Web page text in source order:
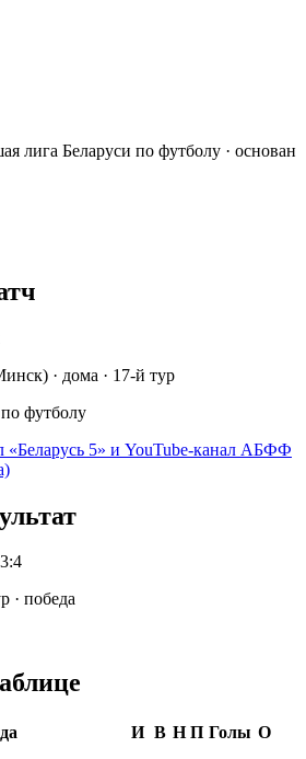
лига Беларуси по футболу · основан
· дома · 17-й тур
футболу
«Беларусь 5» и YouTube-канал АБФФ
3:4
· победа
И В Н П Голы О